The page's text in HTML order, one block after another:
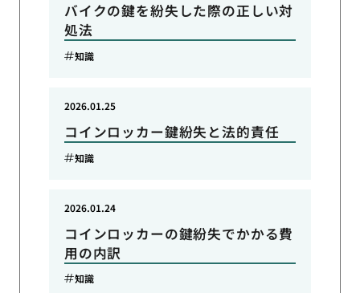
バイクの鍵を紛失した際の正しい対
処法
知識
コインロッカー鍵紛失と法的責任
2026.01.25
知識
コインロッカーの鍵紛失でかかる費
用の内訳
2026.01.24
知識